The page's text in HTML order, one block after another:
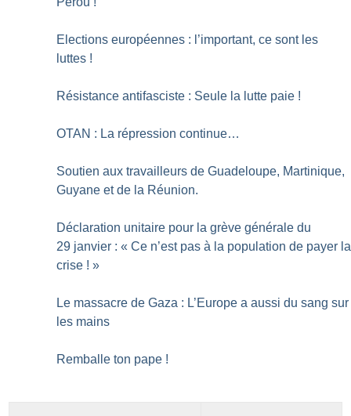
Elections européennes : l’important, ce sont les
luttes !
Résistance antifasciste : Seule la lutte paie !
OTAN : La répression continue…
Soutien aux travailleurs de Guadeloupe, Martinique,
Guyane et de la Réunion.
Déclaration unitaire pour la grève générale du
29 janvier : « Ce n’est pas à la population de payer la
crise ! »
Le massacre de Gaza : L’Europe a aussi du sang sur
les mains
Remballe ton pape !